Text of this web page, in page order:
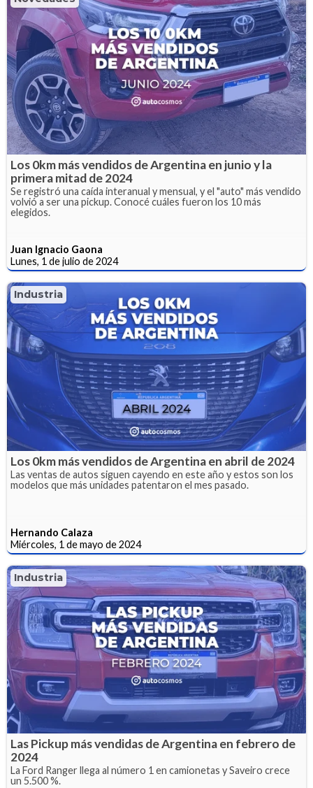
Los 0km más vendidos de Argentina en junio y la
primera mitad de 2024
Se registró una caída interanual y mensual, y el "auto" más vendido
volvió a ser una pickup. Conocé cuáles fueron los 10 más
elegidos.
Juan Ignacio Gaona
Lunes, 1 de julio de 2024
Industria
Los 0km más vendidos de Argentina en abril de 2024
Las ventas de autos siguen cayendo en este año y estos son los
modelos que más unidades patentaron el mes pasado.
Hernando Calaza
Miércoles, 1 de mayo de 2024
Industria
Las Pickup más vendidas de Argentina en febrero de
2024
La Ford Ranger llega al número 1 en camionetas y Saveiro crece
un 5.500 %.